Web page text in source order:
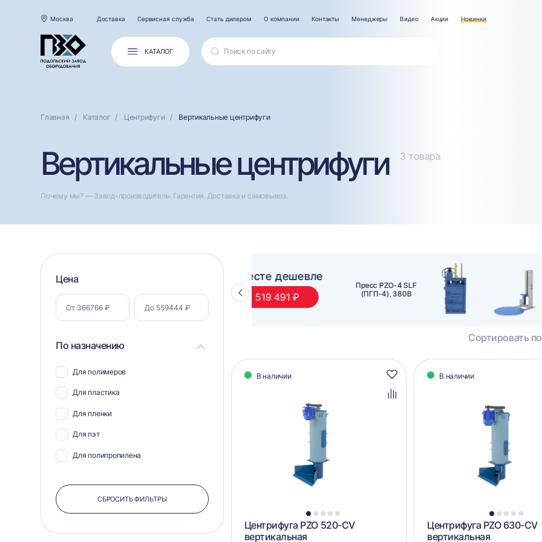
Москва Доставка Сервисная служба Стать дилером О компании Контакты Менеджеры Видео Акции Новинки
КАТАЛОГ
Главная Каталог Центрифуги Вертикальные центрифуги
Вертикальные центрифуги 3 товара
Почему мы? — Завод-производитель. Гарантия. Доставка и самовывоз.
Фильтр
по
параметрам
Цена
По назначению
Для полимеров
Для пластика
Для пленки
Для пэт
Для полипропилена
СБРОСИТЬ ФИЛЬТРЫ
Стрелка
Полуавтоматический паллетоупаковщик
ПЗО BPW-2000
Выгодная пара
Горизонтальный гидравлический пресс
ПЗО М60, ручная обвязка
Сортировать
Каталог
В наличии
Добавить
Добавить
1 2 3 4 5
Центрифуга PZO 520-CV
вертикальная
В наличии
1 2 3 4 5
Центрифуга PZO 630-CV
вертикальная